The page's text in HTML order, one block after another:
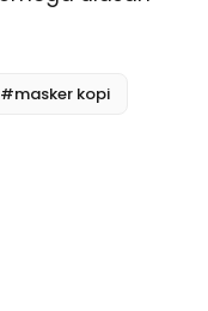
#masker kopi